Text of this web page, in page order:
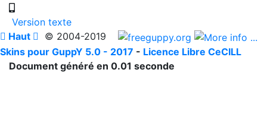
Version texte
 Haut  © 2004-2019
Skins pour GuppY 5.0 - 2017 - Licence Libre CeCILL
Document généré en 0.01 seconde